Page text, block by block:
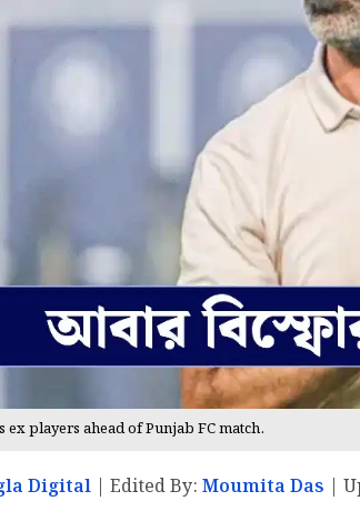
ex players ahead of Punjab FC match.
Digital | Edited By: Moumita Das |